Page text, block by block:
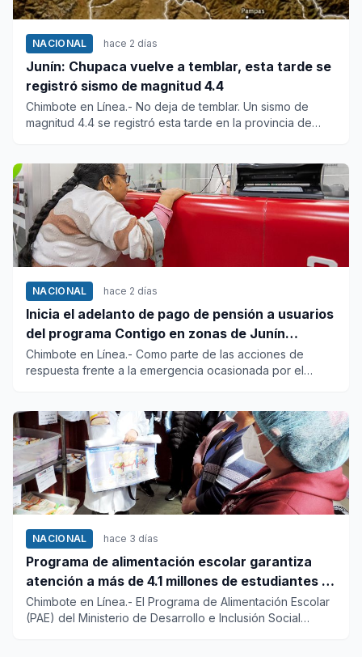
NACIONAL hace 2 días
Junín: Chupaca vuelve a temblar, esta tarde se
registró sismo de magnitud 4.4
Chimbote en Línea.- No deja de temblar. Un sismo de
magnitud 4.4 se registró esta tarde en la provincia de
NACIONAL hace 2 días
Inicia el adelanto de pago de pensión a usuarios
del programa Contigo en zonas de Junín
afectadas por sismo
Chimbote en Línea.- Como parte de las acciones de
respuesta frente a la emergencia ocasionada por el
NACIONAL hace 3 días
Programa de alimentación escolar garantiza
atención a más de 4.1 millones de estudiantes a
nivel nacional
Chimbote en Línea.- El Programa de Alimentación Escolar
(PAE) del Ministerio de Desarrollo e Inclusión Social